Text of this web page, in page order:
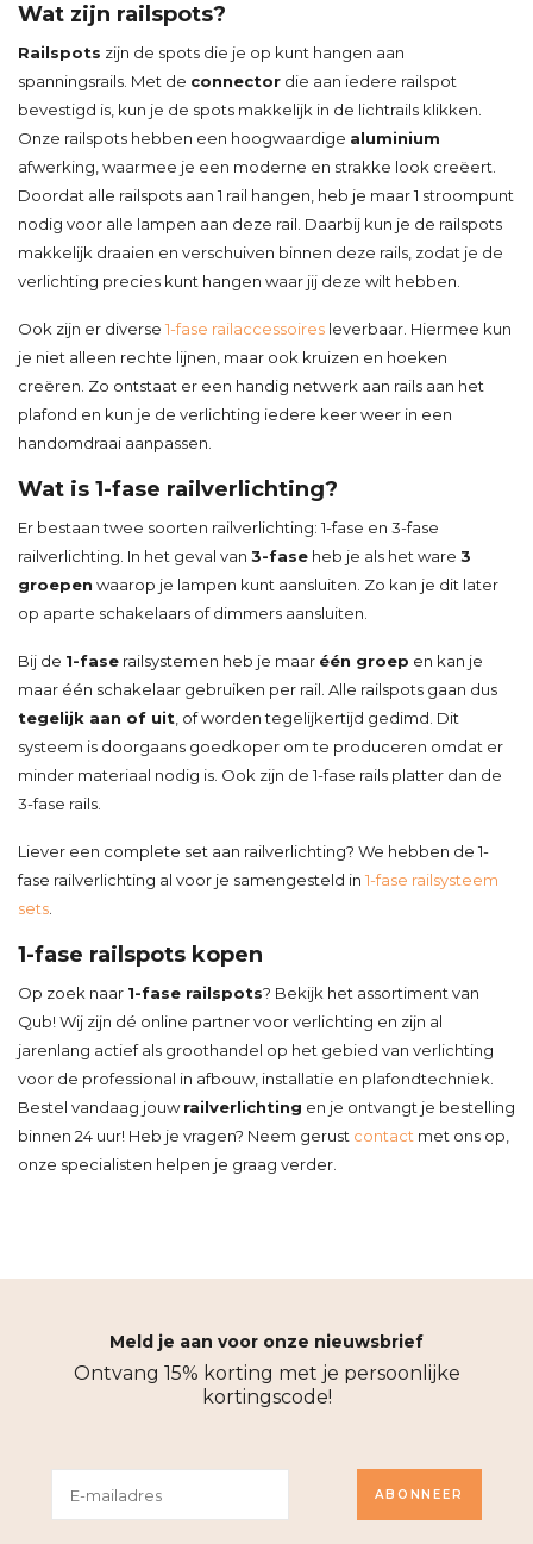
Wat zijn railspots?
Railspots zijn de spots die je op kunt hangen aan
spanningsrails. Met de connector die aan iedere railspot
bevestigd is, kun je de spots makkelijk in de lichtrails klikken.
Onze railspots hebben een hoogwaardige aluminium
afwerking, waarmee je een moderne en strakke look creëert.
Doordat alle railspots aan 1 rail hangen, heb je maar 1 stroompunt
nodig voor alle lampen aan deze rail. Daarbij kun je de railspots
makkelijk draaien en verschuiven binnen deze rails, zodat je de
verlichting precies kunt hangen waar jij deze wilt hebben.
Ook zijn er diverse 1-fase railaccessoires leverbaar. Hiermee kun
je niet alleen rechte lijnen, maar ook kruizen en hoeken
creëren. Zo ontstaat er een handig netwerk aan rails aan het
plafond en kun je de verlichting iedere keer weer in een
handomdraai aanpassen.
Wat is 1-fase railverlichting?
Er bestaan twee soorten railverlichting: 1-fase en 3-fase
railverlichting. In het geval van 3-fase heb je als het ware 3
groepen waarop je lampen kunt aansluiten. Zo kan je dit later
op aparte schakelaars of dimmers aansluiten.
Bij de 1-fase railsystemen heb je maar één groep en kan je
maar één schakelaar gebruiken per rail. Alle railspots gaan dus
tegelijk aan of uit, of worden tegelijkertijd gedimd. Dit
systeem is doorgaans goedkoper om te produceren omdat er
minder materiaal nodig is. Ook zijn de 1-fase rails platter dan de
3-fase rails.
Liever een complete set aan railverlichting? We hebben de 1-
fase railverlichting al voor je samengesteld in 1-fase railsysteem
sets.
1-fase railspots kopen
Op zoek naar 1-fase railspots? Bekijk het assortiment van
Qub! Wij zijn dé online partner voor verlichting en zijn al
jarenlang actief als groothandel op het gebied van verlichting
voor de professional in afbouw, installatie en plafondtechniek.
Bestel vandaag jouwrailverlichting en je ontvangt je bestelling
binnen 24 uur! Heb je vragen? Neem gerust contact met ons op,
onze specialisten helpen je graag verder.
Meld je aan voor onze nieuwsbrief
Ontvang 15% korting met je persoonlijke
kortingscode!
ABONNEER